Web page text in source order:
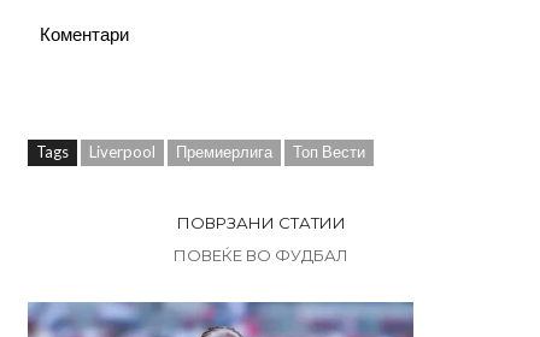
Коментари
Tags Liverpool Премиерлига Топ Вести
ПОВРЗАНИ СТАТИИ
ПОВЕЌЕ ВО ФУДБАЛ